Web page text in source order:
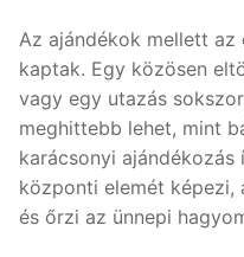
Az ajándékok mellett az
kaptak. Egy közösen
vagy egy utazás
meghittebb lehet, mint
karácsonyi ajándékozás
központi elemét képezi,
és őrzi az ünnepi